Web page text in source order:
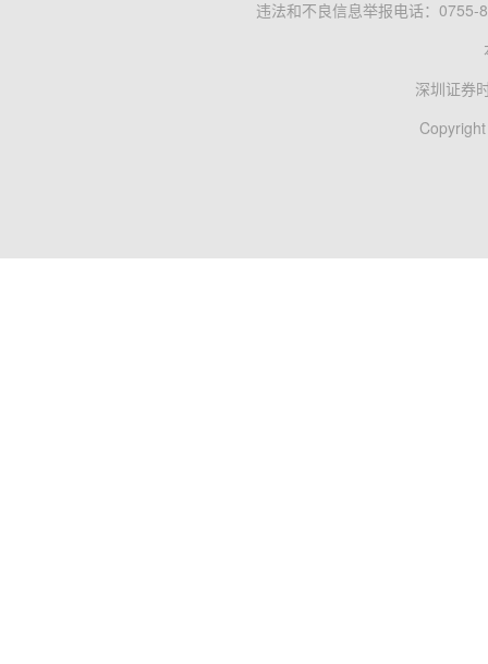
违法和不良信息举报电话：0755-
深圳证券